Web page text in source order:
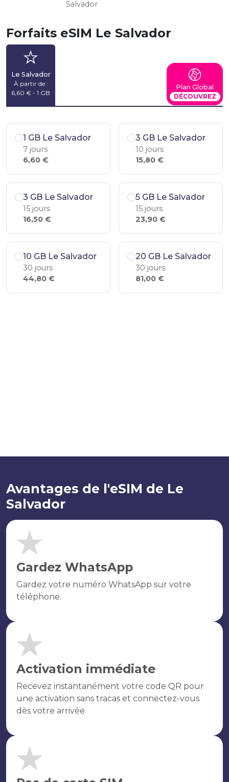
Salvador
Forfaits eSIM Le Salvador
Le Salvador
À partir de :
6,60 € - 1 GB
Plan Global
DÉCOUVREZ
1 GB Le Salvador
7 jours
6,60 €
3 GB Le Salvador
10 jours
15,80 €
3 GB Le Salvador
15 jours
16,50 €
5 GB Le Salvador
15 jours
23,90 €
10 GB Le Salvador
30 jours
44,80 €
20 GB Le Salvador
30 jours
81,00 €
Avantages de l'eSIM de Le
Salvador
Gardez WhatsApp
Gardez votre numéro WhatsApp sur votre
téléphone.
Activation immédiate
Recevez instantanément votre code QR pour
une activation sans tracas et connectez-vous
dès votre arrivée.